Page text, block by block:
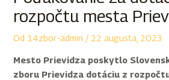
rozpočtu mesta
Od 14zbor-admin / 22 augusta, 2023
Mesto Prievidza poskytlo
zboru Prievidza dotáciu z